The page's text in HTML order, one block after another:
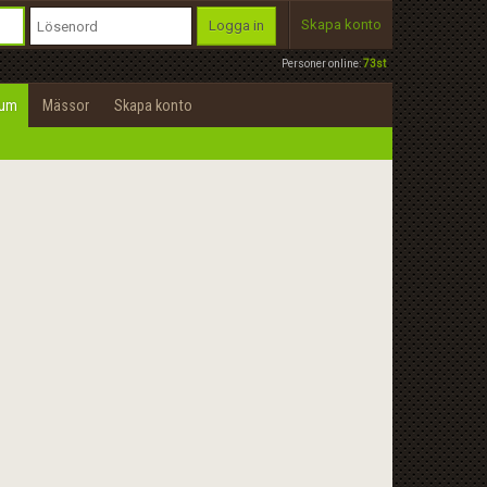
Personer online:73st
Logga in Skapa konto
Mässor Skapa konto